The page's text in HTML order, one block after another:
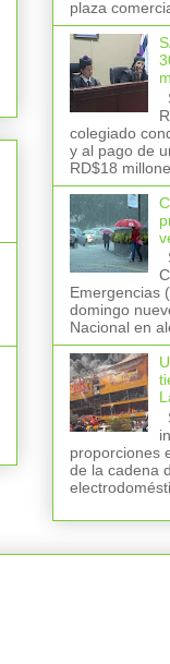
plaza
colegiado
y al pago de
RD$18
Emergencias
domingo
Nacional en
proporciones
de la cadena